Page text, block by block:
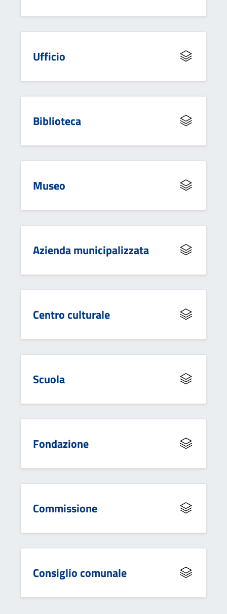
Ufficio
Biblioteca
Museo
Azienda municipalizzata
Centro culturale
Scuola
Fondazione
Commissione
Consiglio comunale